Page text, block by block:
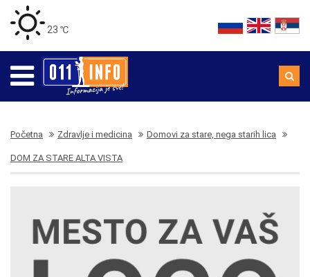
23 ℃
Početna Zdravlje i medicina Domovi za stare, nega starih lica
DOM ZA STARE ALTA VISTA